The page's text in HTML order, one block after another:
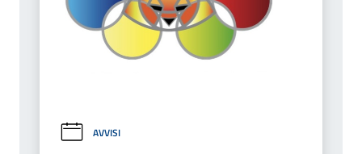
AVVISI